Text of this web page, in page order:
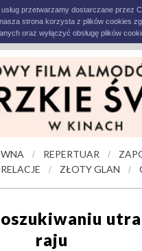
przetwarzamy dostarczane przez
strona korzysta z plików cookies
oraz wyłączyć obsługę plików
/ REPERTUAR /
/ ZŁOTY GLAN /
raju